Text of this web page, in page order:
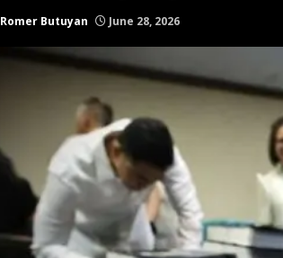
Romer Butuyan June 28, 2026